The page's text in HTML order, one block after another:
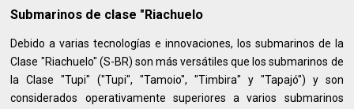
Submarinos de clase "Riachuelo
Debido a varias tecnologías e innovaciones, los submarinos de la
Clase "Riachuelo" (S-BR) son más versátiles que los submarinos de
la Clase "Tupi" ("Tupi", "Tamoio", "Timbira" y "Tapajó") y son
considerados operativamente superiores a varios submarinos